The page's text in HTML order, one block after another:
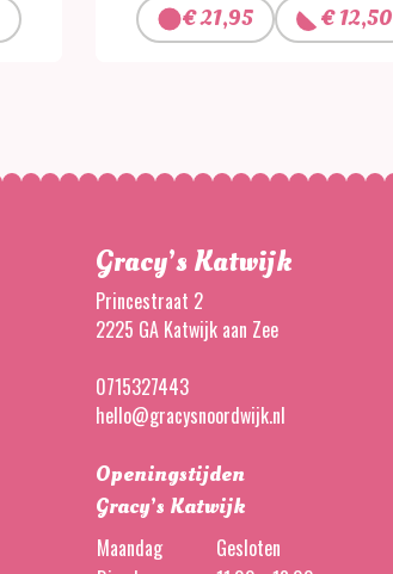
€21,95 €12,50
Gracy’s Katwijk
Princestraat 2
2225 GA Katwijk aan Zee
0715327443
hello@gracysnoordwijk.nl
Openingstijden
Gracy’s Katwijk
Maandag
Gesloten